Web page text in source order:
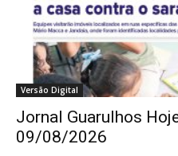
Versão Digital
Jornal Guarulhos
09/08/2026